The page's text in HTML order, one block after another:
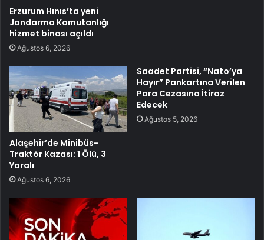
Erzurum Hınıs’ta yeni
Jandarma Komutanlığı
hizmet binası açıldı
Ağustos 6, 2026
Alaşehir’de Minibüs-
Traktör Kazası: 1 Ölü, 3
Yaralı
Ağustos 6, 2026
Saadet Partisi, “Nato’ya
Hayır” Pankartına Verilen
Para Cezasına İtiraz
Edecek
Ağustos 5, 2026